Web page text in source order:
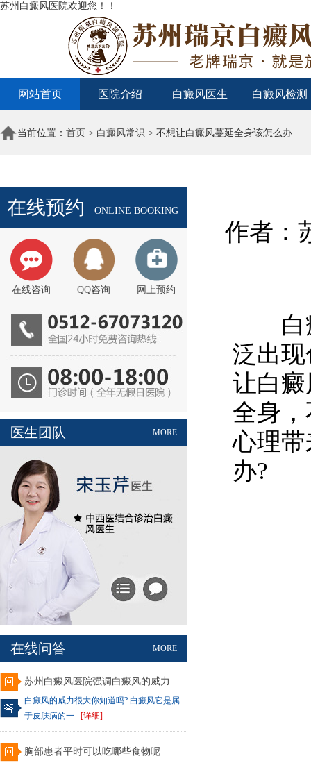
苏州白癜风医院欢迎您！！
网站首页 医院介绍 白癜风医生 白癜风检测
当前位置： 首页 > 白癜风常识 > 不想让白癜风蔓延全身该怎么办
在线预约 ONLINE BOOKING
在线咨询 QQ咨询 网上预约
MORE
医生团队
MORE
在线问答
苏州白癜风医院强调白癜风的威力
白癜风的威力很大你知道吗? 白癜风它是属
于皮肤病的一...[详细]
胸部患者平时可以吃哪些食物呢
作者：
白癜
泛出
让白
全身
心理
办?